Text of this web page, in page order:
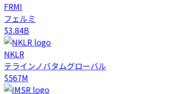
FRMI
フェルミ
$3.84B
NKLR
テラインノバタムグローバル
$567M